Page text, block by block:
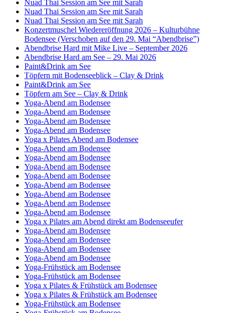
Nuad Thai Session am See mit Sarah
Nuad Thai Session am See mit Sarah
Nuad Thai Session am See mit Sarah
Konzertmuschel Wiedereröffnung 2026 – Kulturbühne
Bodensee (Verschoben auf den 29. Mai “Abendbrise”)
Abendbrise Hard mit Mike Live – September 2026
Abendbrise Hard am See – 29. Mai 2026
Paint&Drink am See
Töpfern mit Bodenseeblick – Clay & Drink
Paint&Drink am See
Töpfern am See – Clay & Drink
Yoga-Abend am Bodensee
Yoga-Abend am Bodensee
Yoga-Abend am Bodensee
Yoga-Abend am Bodensee
Yoga x Pilates Abend am Bodensee
Yoga-Abend am Bodensee
Yoga-Abend am Bodensee
Yoga-Abend am Bodensee
Yoga-Abend am Bodensee
Yoga-Abend am Bodensee
Yoga-Abend am Bodensee
Yoga-Abend am Bodensee
Yoga-Abend am Bodensee
Yoga x Pilates am Abend direkt am Bodenseeufer
Yoga-Abend am Bodensee
Yoga-Abend am Bodensee
Yoga-Abend am Bodensee
Yoga-Abend am Bodensee
Yoga-Frühstück am Bodensee
Yoga-Frühstück am Bodensee
Yoga x Pilates & Frühstück am Bodensee
Yoga x Pilates & Frühstück am Bodensee
Yoga-Frühstück am Bodensee